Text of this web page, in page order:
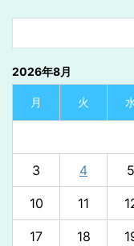
2026年8月
月 火
3 4 5
10 11
17 18